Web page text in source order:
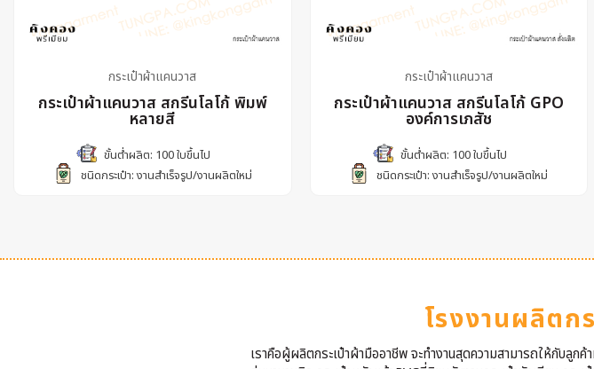
กระเป๋าผ้าแคนวาส
กระเป๋าผ้าแคนวาส สกรีนโลโก้ พิมพ์
หลายสี
ขั้นต่ำผลิต: 100 ใบขึ้นไป
ชนิดกระเป๋า: งานสำเร็จรูป/งานผลิตใหม่
กระเป๋าผ้าแคนวาส
กระเป๋าผ้าแคนวาส สกรีนโลโก้ GPO
องค์การเภสัช
ขั้นต่ำผลิต: 100 ใบขึ้นไป
ชนิดกระเป๋า: งานสำเร็จรูป/งานผลิตใหม่
โรงงานผลิตก
เราคือผู้ผลิตกระเป๋าผ้ามืออาชีพ จะทำงานสุดความสามารถให้กับลูก